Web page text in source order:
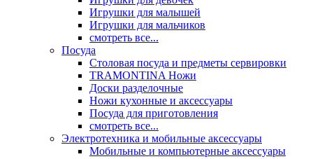
Игрушки для малышей
Игрушки для мальчиков
смотреть все...
Посуда
Столовая посуда и предметы сервировки
TRAMONTINA Ножи
Доски разделочные
Ножи кухонные и аксессуары
Посуда для приготовления
смотреть все...
Электротехника и мобильные аксессуары
Мобильные и компьютерные аксессуары